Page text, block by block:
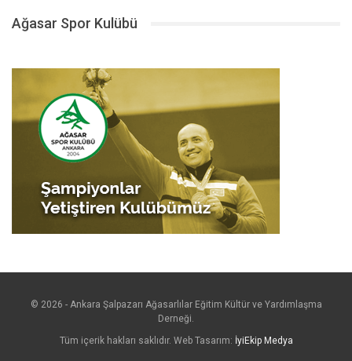
Ağasar Spor Kulübü
© 2026 - Ankara Şalpazarı Ağasarlılar Eğitim Kültür ve Yardımlaşma
Derneği.
Tüm içerik hakları saklıdır. Web Tasarım: İyiEkip Medya